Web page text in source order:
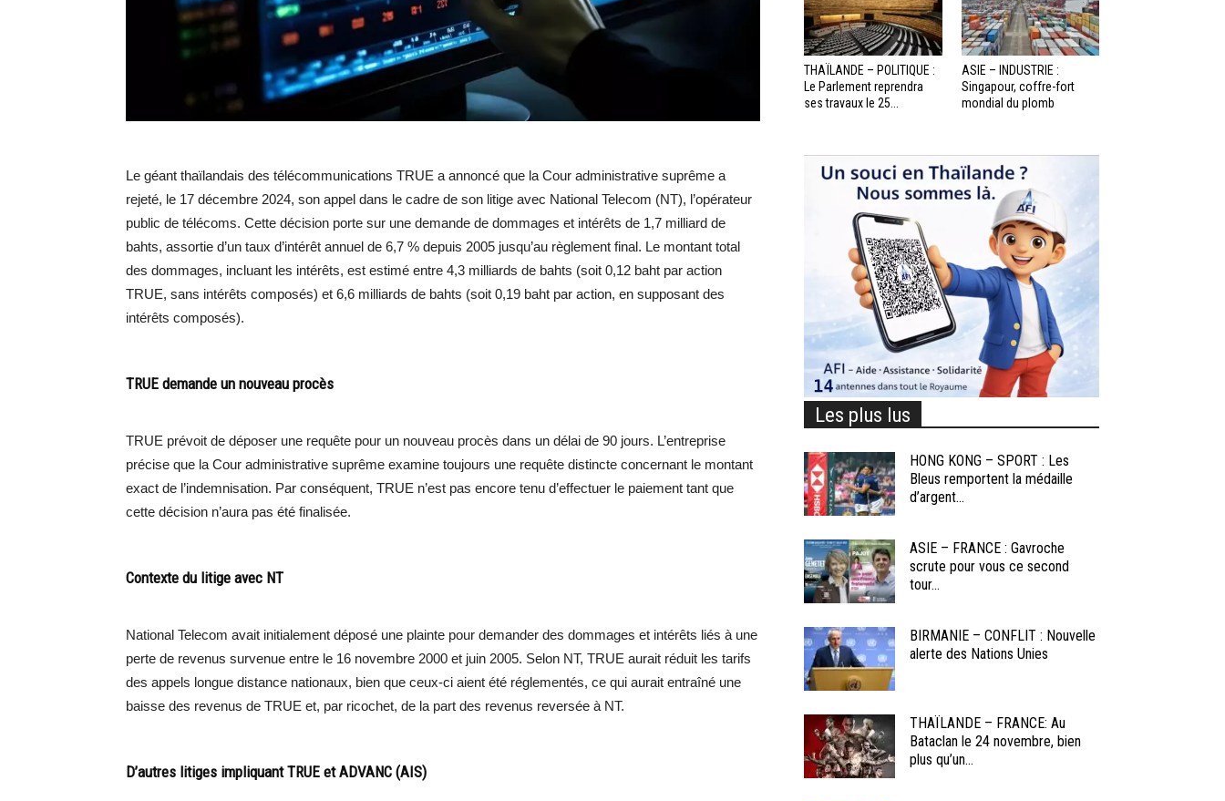
Le géant thaïlandais des télécommunications TRUE a annoncé que la Cour administrative suprême a
rejeté, le 17 décembre 2024, son appel dans le cadre de son litige avec National Telecom (NT), l’opérateur
public de télécoms. Cette décision porte sur une demande de dommages et intérêts de 1,7 milliard de
bahts, assortie d’un taux d’intérêt annuel de 6,7 % depuis 2005 jusqu’au règlement final. Le montant total
des dommages, incluant les intérêts, est estimé entre 4,3 milliards de bahts (soit 0,12 baht par action
TRUE, sans intérêts composés) et 6,6 milliards de bahts (soit 0,19 baht par action, en supposant des
intérêts composés).
TRUE demande un nouveau procès
TRUE prévoit de déposer une requête pour un nouveau procès dans un délai de 90 jours. L’entreprise
précise que la Cour administrative suprême examine toujours une requête distincte concernant le montant
exact de l’indemnisation. Par conséquent, TRUE n’est pas encore tenu d’effectuer le paiement tant que
cette décision n’aura pas été finalisée.
Contexte du litige avec NT
National Telecom avait initialement déposé une plainte pour demander des dommages et intérêts liés à une
perte de revenus survenue entre le 16 novembre 2000 et juin 2005. Selon NT, TRUE aurait réduit les tarifs
des appels longue distance nationaux, bien que ceux-ci aient été réglementés, ce qui aurait entraîné une
baisse des revenus de TRUE et, par ricochet, de la part des revenus reversée à NT.
D’autres litiges impliquant TRUE et ADVANC (AIS)
THAÏLANDE – POLITIQUE :
Le Parlement reprendra
ses travaux le 25...
ASIE – INDUSTRIE :
Singapour, coffre-fort
mondial du plomb
Les plus lus
HONG KONG – SPORT : Les
Bleus remportent la médaille
d’argent...
ASIE – FRANCE : Gavroche
scrute pour vous ce second
tour...
BIRMANIE – CONFLIT : Nouvelle
alerte des Nations Unies
THAÏLANDE – FRANCE: Au
Bataclan le 24 novembre, bien
plus qu’un...